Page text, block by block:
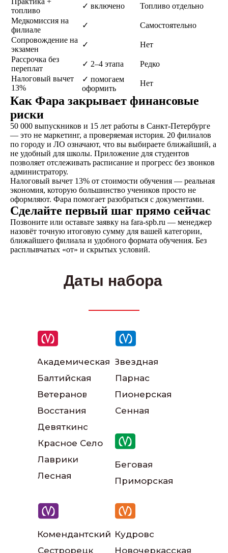
топливо
✓ включено
Топливо отдельно
Медкомиссия на
филиале
✓
Самостоятельно
Сопровождение на
экзамен
✓
Нет
Рассрочка без
переплат
✓ 2–4 этапа
Редко
Налоговый вычет
13%
✓ помогаем
оформить
Нет
Как Фара закрывает финансовые
риски
50 000 выпускников и 15 лет работы в Санкт-Петербурге
— это не маркетинг, а проверяемая история. 20 филиалов
по городу и ЛО означают, что вы выбираете ближайший, а
не удобный для школы. Приложение для студентов
позволяет отслеживать расписание и прогресс без звонков
администратору.
Налоговый вычет 13% от стоимости обучения — реальная
экономия, которую большинство учеников просто не
оформляют. Фара помогает разобраться с документами.
Сделайте первый шаг прямо сейчас
Позвоните или оставьте заявку на fara-spb.ru — менеджер
назовёт точную итоговую сумму для вашей категории,
ближайшего филиала и удобного формата обучения. Без
расплывчатых «от» и скрытых условий.
Даты набора
Академическая
Балтийская
Ветеранов
Восстания
Девяткино
Лаврики
Лесная
Звездная
Пионерская
Парнас
Сенная
Беговая
Приморская
Сестрорецк
Кудрово
Новочеркасская
Комендантский
Красное Село
не любишь звонки?
Просто напиши!
Написать в ВКонтакте
Написать в телеграм
Наши инструкторы
Наш автопарк